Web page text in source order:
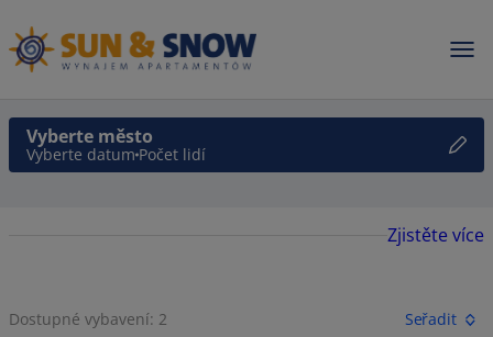
Vyberte město
Vyberte datum Počet lidí
Zjistěte více
Dostupné vybavení: 2 Seřadit